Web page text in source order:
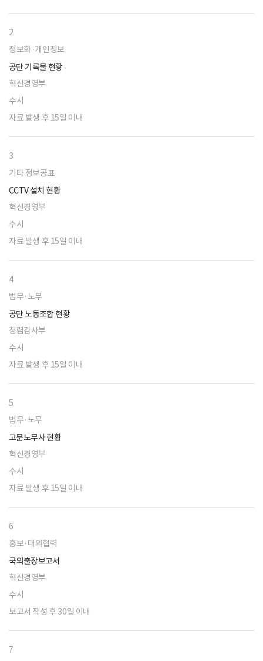
2
정보화·개인정보
공단 기록물 현황
혁신경영부
수시
자료 발생 후 15일 이내
3
기타 정보공표
CCTV 설치 현황
혁신경영부
수시
자료 발생 후 15일 이내
4
법무·노무
공단 노동조합 현황
청렴감사부
수시
자료 발생 후 15일 이내
5
법무·노무
고문노무사 현황
혁신경영부
수시
자료 발생 후 15일 이내
6
홍보·대외협력
국외출장보고서
혁신경영부
수시
보고서 작성 후 30일 이내
7